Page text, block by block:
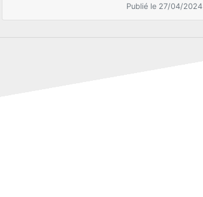
Publié le 27/04/2024